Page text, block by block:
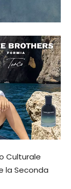
Culturale
la Seconda